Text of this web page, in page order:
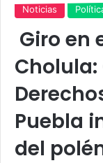
Noticias
Giro en
Puebla
del